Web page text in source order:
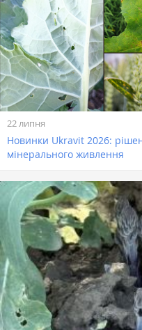
22 липня
Новинки Ukravit 2026:
мінерального живлення